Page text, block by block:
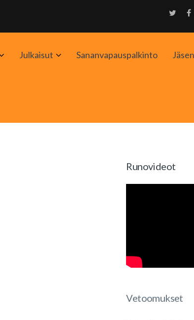
AvaaJulkaisut AvaaSananvapauspalkinto
Runovideot
Vetoomukset